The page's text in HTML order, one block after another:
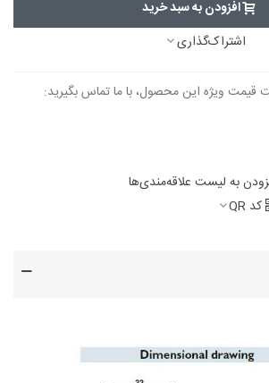
افزودن به سبد خرید
اشتراک‌گذاری
قیمت ویژه این محصول، با ما تماس بگیرید:
به لیست علاقه‌مندی‌ها
کد QR